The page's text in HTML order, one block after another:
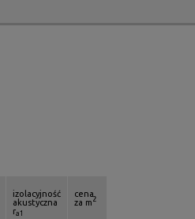
izolacyjność
akustyczna
ra1
cena
za m2